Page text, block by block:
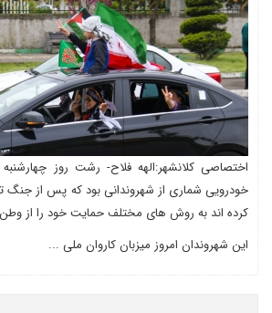
اختصاصی کلانشهر:الهه فلاح- رشت روز
خودرویی شماری از شهروندانی بود که پس از
کرده اند به روش های مختلف حمایت خود را از
این شهروندان امروز میزبان کاروان ملی ...